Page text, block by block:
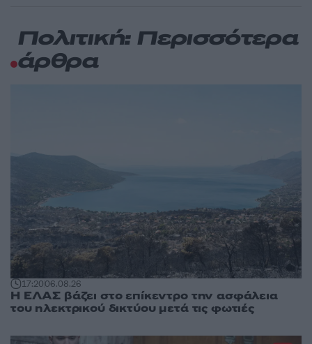
Πολιτική: Περισσότερα
άρθρα
17:2006.08.26
Η ΕΛΑΣ βάζει στο επίκεντρο την ασφάλεια
του ηλεκτρικού δικτύου μετά τις φωτιές